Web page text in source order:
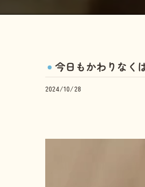
今日もかわりなく
2024/10/28